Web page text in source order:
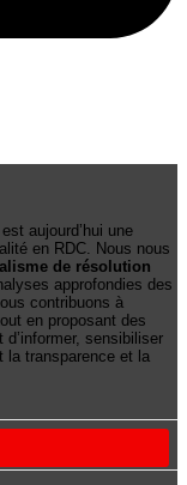
est aujourd’hui une
en RDC. Nous nous
de résolution
approfondies des
contribuons à
en proposant des
sensibiliser
la transparence et la